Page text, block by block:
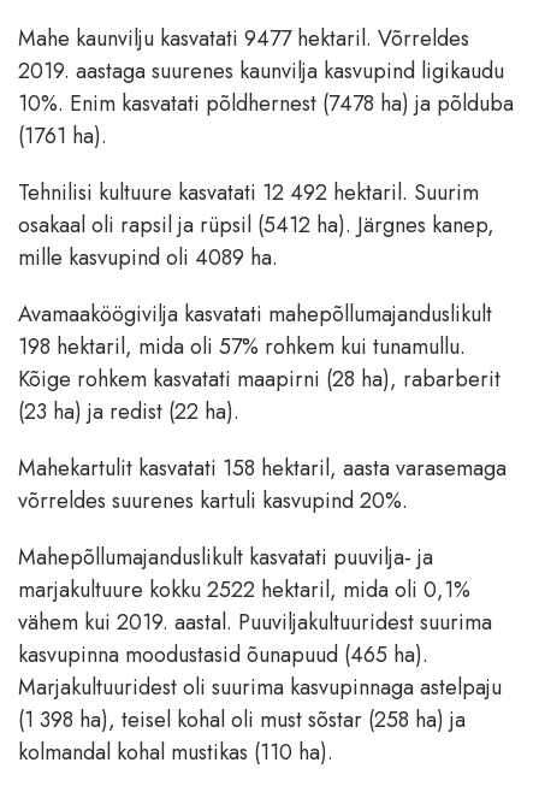
Mahe kaunvilju kasvatati 9477 hektaril. Võrreldes
2019. aastaga suurenes kaunvilja kasvupind ligikaudu
10%. Enim kasvatati põldhernest (7478 ha) ja põlduba
(1761 ha).
Tehnilisi kultuure kasvatati 12 492 hektaril. Suurim
osakaal oli rapsil ja rüpsil (5412 ha). Järgnes kanep,
mille kasvupind oli 4089 ha.
Avamaaköögivilja kasvatati mahepõllumajanduslikult
198 hektaril, mida oli 57% rohkem kui tunamullu.
Kõige rohkem kasvatati maapirni (28 ha), rabarberit
(23 ha) ja redist (22 ha).
Mahekartulit kasvatati 158 hektaril, aasta varasemaga
võrreldes suurenes kartuli kasvupind 20%.
Mahepõllumajanduslikult kasvatati puuvilja- ja
marjakultuure kokku 2522 hektaril, mida oli 0,1%
vähem kui 2019. aastal. Puuviljakultuuridest suurima
kasvupinna moodustasid õunapuud (465 ha).
Marjakultuuridest oli suurima kasvupinnaga astelpaju
(1 398 ha), teisel kohal oli must sõstar (258 ha) ja
kolmandal kohal mustikas (110 ha).